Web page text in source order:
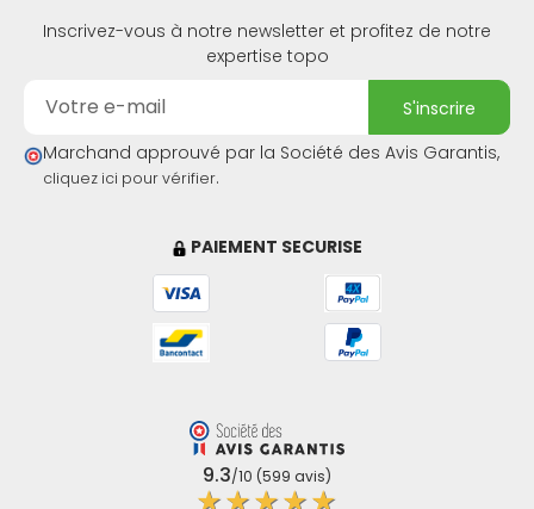
PAIEMENT SECURISE
9.3/10 (599 avis)
Inscrivez-vous à notre newsletter et profitez de notre
expertise topo
s'inscrire
Marchand approuvé par la Société des Avis Garantis,
cliquez ici pour vérifier.